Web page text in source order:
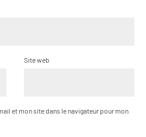
Site web
et mon site dans le navigateur pour mon